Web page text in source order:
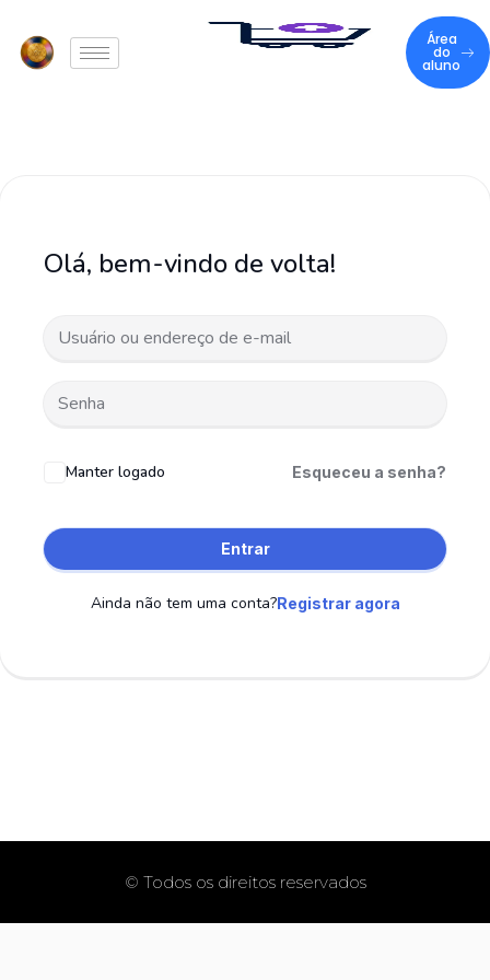
Área
do
aluno
Olá, bem-vindo de volta!
Manter logado Esqueceu a senha?
Entrar
Ainda não tem uma conta?Registrar agora
© Todos os direitos reservados